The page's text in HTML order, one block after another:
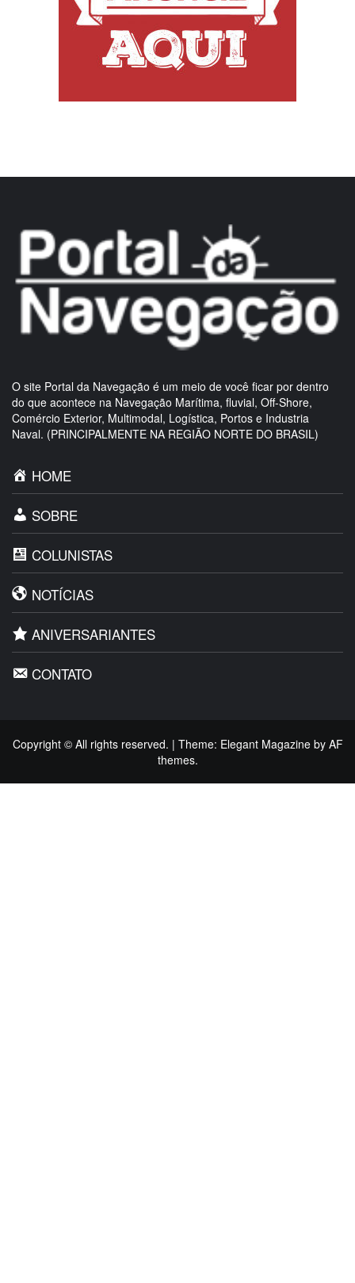
O site Portal da Navegação é um meio de você ficar por dentro
do que acontece na Navegação Marítima, fluvial, Off-Shore,
Comércio Exterior, Multimodal, Logística, Portos e Industria
Naval. (PRINCIPALMENTE NA REGIÃO NORTE DO BRASIL)
HOME
SOBRE
COLUNISTAS
NOTÍCIAS
ANIVERSARIANTES
CONTATO
Copyright © All rights reserved. | Theme: Elegant Magazineby AF
themes.